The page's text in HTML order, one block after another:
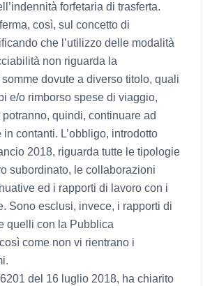
forfetaria di trasferta.
così, sul concetto di
che l’utilizzo delle modalità
non riguarda la
dovute a diverso titolo, quali
e/o rimborso spese di viaggio,
quindi, continuare ad
contanti. L’obbligo, introdotto
2018, riguarda tutte le tipologie
subordinato, le collaborazioni
ed i rapporti di lavoro con i
Sono esclusi, invece, i rapporti di
quelli con la Pubblica
come non vi rientrano i
del 16 luglio 2018, ha chiarito